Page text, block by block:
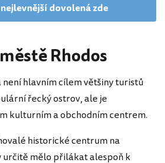
dovolená zde
Rhodos
není hlavním cílem většiny turistů
řecký ostrov, ale je
kulturním a obchodním centrem.
historické centrum na
určitě mělo přilákat alespoň k